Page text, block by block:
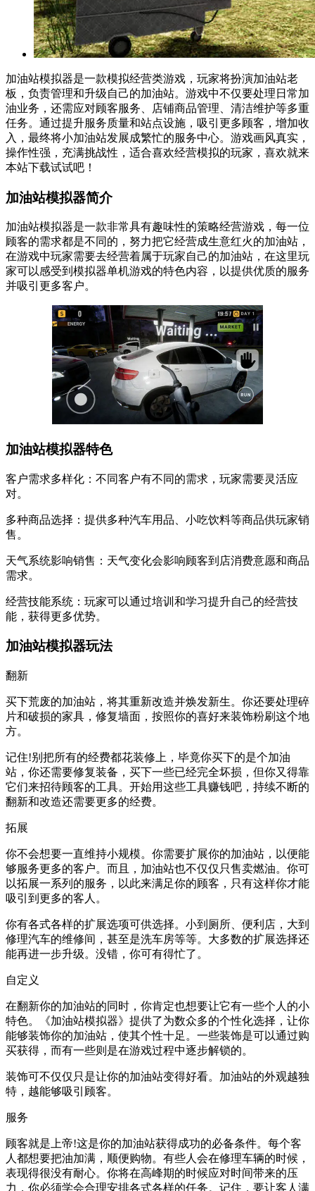
加油站模拟器是一款模拟经营类游戏，玩家将扮演加油站老
板，负责管理和升级自己的加油站。游戏中不仅要处理日常加
油业务，还需应对顾客服务、店铺商品管理、清洁维护等多重
任务。通过提升服务质量和站点设施，吸引更多顾客，增加收
入，最终将小加油站发展成繁忙的服务中心。游戏画风真实，
操作性强，充满挑战性，适合喜欢经营模拟的玩家，喜欢就来
本站下载试试吧！
加油站模拟器简介
加油站模拟器是一款非常具有趣味性的策略经营游戏，每一位
顾客的需求都是不同的，努力把它经营成生意红火的加油站，
在游戏中玩家需要去经营着属于玩家自己的加油站，在这里玩
家可以感受到模拟器单机游戏的特色内容，以提供优质的服务
并吸引更多客户。
加油站模拟器特色
客户需求多样化：不同客户有不同的需求，玩家需要灵活应
对。
多种商品选择：提供多种汽车用品、小吃饮料等商品供玩家销
售。
天气系统影响销售：天气变化会影响顾客到店消费意愿和商品
需求。
经营技能系统：玩家可以通过培训和学习提升自己的经营技
能，获得更多优势。
加油站模拟器玩法
翻新
买下荒废的加油站，将其重新改造并焕发新生。你还要处理碎
片和破损的家具，修复墙面，按照你的喜好来装饰粉刷这个地
方。
记住!别把所有的经费都花装修上，毕竟你买下的是个加油
站，你还需要修复装备，买下一些已经完全坏损，但你又得靠
它们来招待顾客的工具。开始用这些工具赚钱吧，持续不断的
翻新和改造还需要更多的经费。
拓展
你不会想要一直维持小规模。你需要扩展你的加油站，以便能
够服务更多的客户。而且，加油站也不仅仅只售卖燃油。你可
以拓展一系列的服务，以此来满足你的顾客，只有这样你才能
吸引到更多的客人。
你有各式各样的扩展选项可供选择。小到厕所、便利店，大到
修理汽车的维修间，甚至是洗车房等等。大多数的扩展选择还
能再进一步升级。没错，你可有得忙了。
自定义
在翻新你的加油站的同时，你肯定也想要让它有一些个人的小
特色。《加油站模拟器》提供了为数众多的个性化选择，让你
能够装饰你的加油站，使其个性十足。一些装饰是可以通过购
买获得，而有一些则是在游戏过程中逐步解锁的。
装饰可不仅仅只是让你的加油站变得好看。加油站的外观越独
特，越能够吸引顾客。
服务
顾客就是上帝!这是你的加油站获得成功的必备条件。每个客
人都想要把油加满，顺便购物。有些人会在修理车辆的时候，
表现得很没有耐心。你将在高峰期的时候应对时间带来的压
力，你必须学会合理安排各式各样的任务。记住，要让客人满